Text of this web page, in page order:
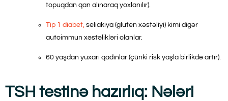
topuqdan qan alınaraq yoxlanılır).
Tip 1 diabet, seliakiya (gluten xəstəliyi) kimi digər
autoimmun xəstəlikləri olanlar.
60 yaşdan yuxarı qadınlar (çünki risk yaşla birlikdə artır).
TSH testinə hazırlıq: Nələri